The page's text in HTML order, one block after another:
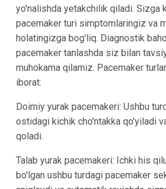
yo'nalishda yetakchilik qiladi. Sizga
pacemaker turi simptomlaringiz va
holatingizga bog'liq. Diagnostik
pacemaker tanlashda siz bilan
muhokama qilamiz. Pacemaker
iborat:
Doimiy yurak pacemakeri: Ushbu
ostidagi kichik cho'ntakka qo'yiladi
qoladi.
Talab yurak pacemakeri: Ichki his
bo'lgan ushbu turdagi pacemaker